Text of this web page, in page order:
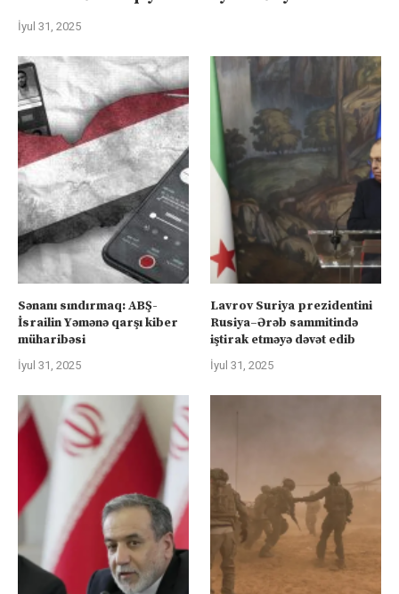
İyul 31, 2025
Sənanı sındırmaq: ABŞ-
İsrailin Yəmənə qarşı kiber
müharibəsi
İyul 31, 2025
Lavrov Suriya prezidentini
Rusiya–Ərəb sammitində
iştirak etməyə dəvət edib
İyul 31, 2025